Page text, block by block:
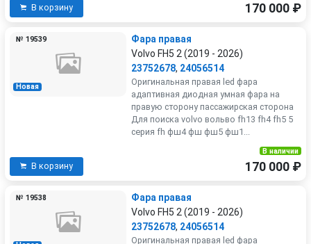
В корзину 170 000 ₽
Новая
№ 19539
Фара правая
Volvo FH5 2 (2019 - 2026)
23752678, 24056514
Оригинальная правая led фара
адаптивная диодная умная фара на
правую сторону пассажирская сторона
Для поиска volvo вольво fh13 fh4 fh5 5
серия fh фш4 фш фш5 фш1...
В корзину
В наличии
170 000 ₽
№ 19538
Фара правая
Volvo FH5 2 (2019 - 2026)
23752678, 24056514
Оригинальная правая led фара